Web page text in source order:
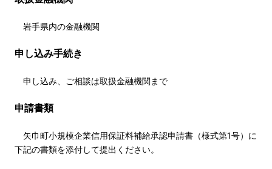
岩手県内の金融機関
申し込み手続き
申し込み、ご相談は取扱金融機関まで
申請書類
矢巾町小規模企業信用保証料補給承認申請書（様式第1号）に
下記の書類を添付して提出ください。